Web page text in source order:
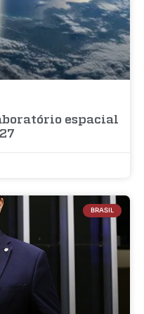
espacial
BRASIL